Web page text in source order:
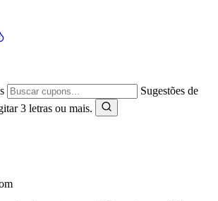
Sugestões de
3 letras ou mais.